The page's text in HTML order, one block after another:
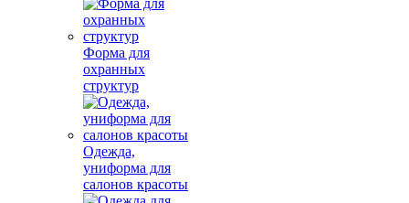
Форма для
охранных
структур
Одежда,
униформа для
салонов красоты